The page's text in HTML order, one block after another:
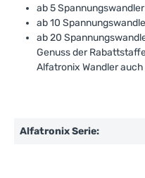
ab 5
ab 10
ab 20
Genuss der
Alfatronix Wandler
Alfatronix Serie: